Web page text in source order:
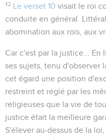
12 Le verset 10 visait le roi
conduite en général.
abomination aux rois , aux
Car c'est par la justice...
En
ses sujets, tenu d'observer
cet égard une position
restreint et réglé par les
religieuses que la vie de
justice était la meilleure
S'élever au-dessus de la